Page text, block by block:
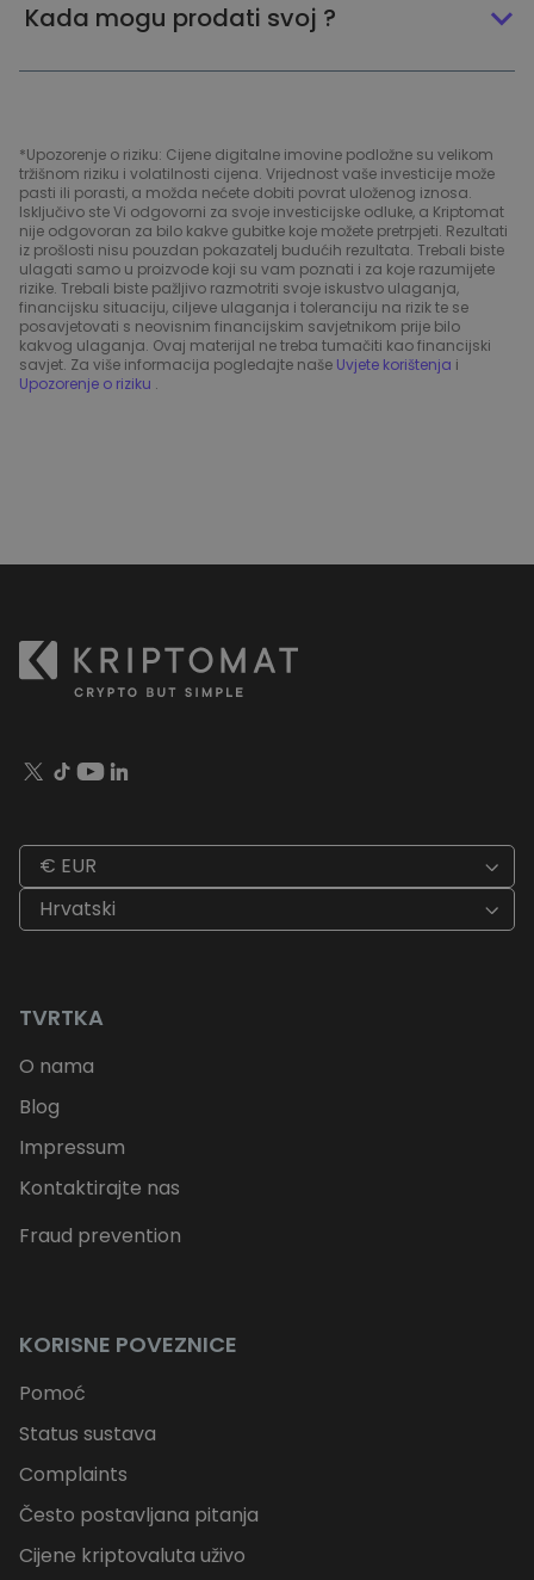
Kada mogu prodati svoj ?
*Upozorenje o riziku: Cijene digitalne imovine podložne su velikom
tržišnom riziku i volatilnosti cijena. Vrijednost vaše investicije može
pasti ili porasti, a možda nećete dobiti povrat uloženog iznosa.
Isključivo ste Vi odgovorni za svoje investicijske odluke, a Kriptomat
nije odgovoran za bilo kakve gubitke koje možete pretrpjeti. Rezultati
iz prošlosti nisu pouzdan pokazatelj budućih rezultata. Trebali biste
ulagati samo u proizvode koji su vam poznati i za koje razumijete
rizike. Trebali biste pažljivo razmotriti svoje iskustvo ulaganja,
financijsku situaciju, ciljeve ulaganja i toleranciju na rizik te se
posavjetovati s neovisnim financijskim savjetnikom prije bilo
kakvog ulaganja. Ovaj materijal ne treba tumačiti kao financijski
savjet. Za više informacija pogledajte naše Uvjete korištenja i
Upozorenje o riziku .
€ EUR
Hrvatski
TVRTKA
O nama
Blog
Impressum
Kontaktirajte nas
Fraud prevention
KORISNE POVEZNICE
Pomoć
Status sustava
Complaints
Često postavljana pitanja
Cijene kriptovaluta uživo